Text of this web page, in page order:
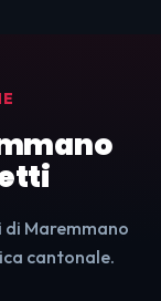
di Maremmano
cantonale.